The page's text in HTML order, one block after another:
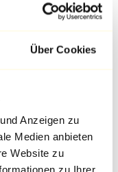
Über Cookies
Anzeigen zu
Medien anbieten
Website zu
zu Ihrer